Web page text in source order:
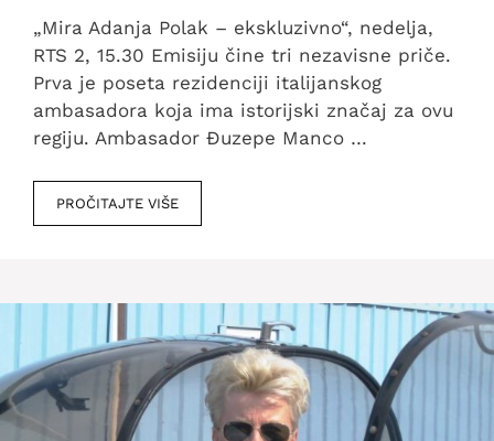
„Mira Adanja Polak – ekskluzivno“, nedelja,
RTS 2, 15.30 Emisiju čine tri nezavisne priče.
Prva je poseta rezidenciji italijanskog
ambasadora koja ima istorijski značaj za ovu
regiju. Ambasador Đuzepe Manco …
PROČITAJTE VIŠE